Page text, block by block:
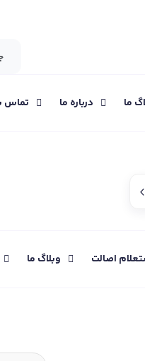
ما درباره ما تماس
اصالت وبلاگ ما